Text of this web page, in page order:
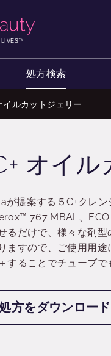
LIVES™
処方検索
イルカットジェリー
オイ
が提案する５C+クレ
767 MBAL、
るだけで、様々な剤
ますので、ご使用用
することでチューブで
方をダウンロー